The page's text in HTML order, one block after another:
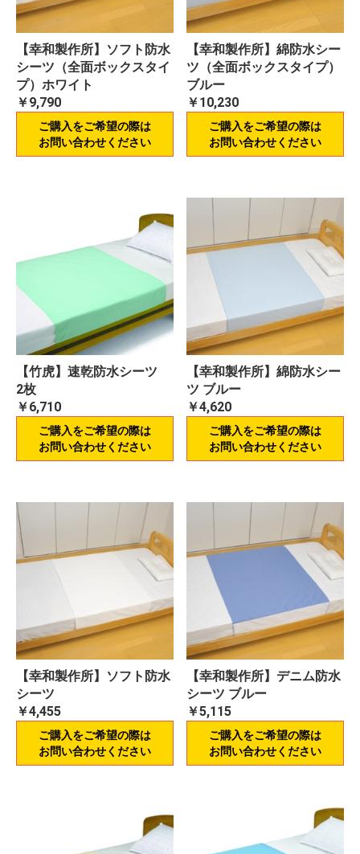
【幸和製作所】ソフト防水
シーツ（全面ボックスタイ
プ）ホワイト
￥9,790
ご購入をご希望の際は
お問い合わせください
【幸和製作所】綿防水シー
ツ（全面ボックスタイプ）
ブルー
￥10,230
ご購入をご希望の際は
お問い合わせください
【竹虎】速乾防水シーツ
2枚
￥6,710
ご購入をご希望の際は
お問い合わせください
【幸和製作所】綿防水シー
ツ ブルー
￥4,620
ご購入をご希望の際は
お問い合わせください
【幸和製作所】ソフト防水
シーツ
￥4,455
ご購入をご希望の際は
お問い合わせください
【幸和製作所】デニム防水
シーツ ブルー
￥5,115
ご購入をご希望の際は
お問い合わせください